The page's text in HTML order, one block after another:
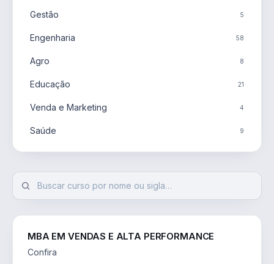
Gestão 5
Engenharia 58
Agro 8
Educação 21
Venda e Marketing 4
Saúde 9
MBA EM VENDAS E ALTA PERFORMANCE
Confira